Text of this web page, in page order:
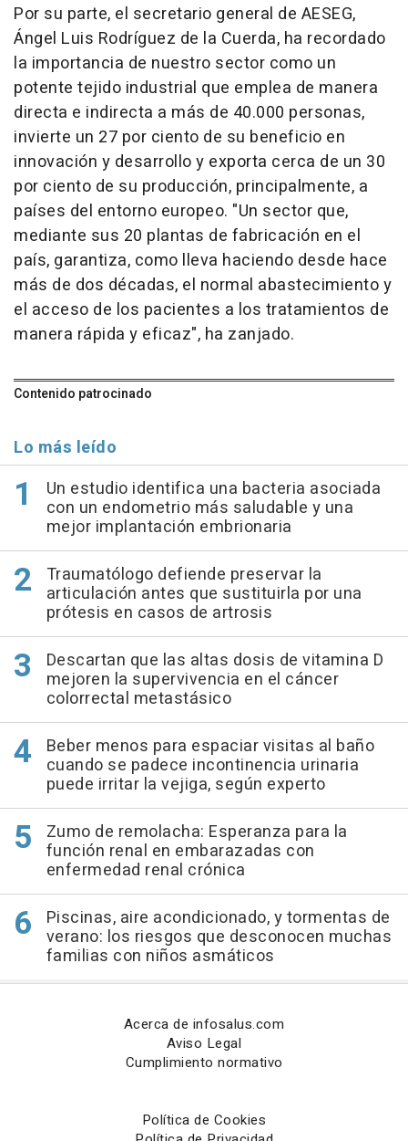
Por su parte, el secretario general de AESEG,
Ángel Luis Rodríguez de la Cuerda, ha recordado
la importancia de nuestro sector como un
potente tejido industrial que emplea de manera
directa e indirecta a más de 40.000 personas,
invierte un 27 por ciento de su beneficio en
innovación y desarrollo y exporta cerca de un 30
por ciento de su producción, principalmente, a
países del entorno europeo. "Un sector que,
mediante sus 20 plantas de fabricación en el
país, garantiza, como lleva haciendo desde hace
más de dos décadas, el normal abastecimiento y
el acceso de los pacientes a los tratamientos de
manera rápida y eficaz", ha zanjado.
Contenido patrocinado
Lo más leído
Un estudio identifica una bacteria asociada
con un endometrio más saludable y una
mejor implantación embrionaria
Traumatólogo defiende preservar la
articulación antes que sustituirla por una
prótesis en casos de artrosis
Descartan que las altas dosis de vitamina D
mejoren la supervivencia en el cáncer
colorrectal metastásico
Beber menos para espaciar visitas al baño
cuando se padece incontinencia urinaria
puede irritar la vejiga, según experto
Zumo de remolacha: Esperanza para la
función renal en embarazadas con
enfermedad renal crónica
Piscinas, aire acondicionado, y tormentas de
verano: los riesgos que desconocen muchas
familias con niños asmáticos
Acerca de infosalus.com
Aviso Legal
Cumplimiento normativo
Política de Cookies